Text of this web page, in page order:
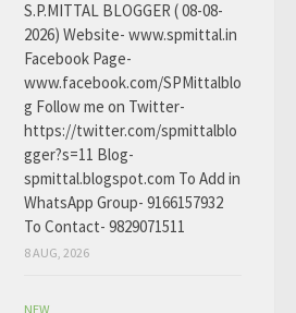
S.P.MITTAL BLOGGER ( 08-08-
2026) Website- www.spmittal.in
Facebook Page-
www.facebook.com/SPMittalblo
g Follow me on Twitter-
https://twitter.com/spmittalblo
gger?s=11 Blog-
spmittal.blogspot.com To Add in
WhatsApp Group- 9166157932
To Contact- 9829071511
8 AUG, 2026
NEW